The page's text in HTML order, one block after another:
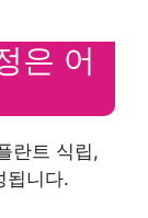
은 어
란트 식립,
됩니다.